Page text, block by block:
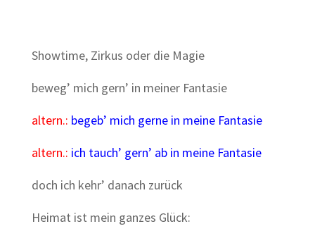
Showtime, Zirkus oder die Magie
beweg’ mich gern’ in meiner Fantasie
altern.: begeb’ mich gerne in meine Fantasie
altern.: ich tauch’ gern’ ab in meine Fantasie
doch ich kehr’ danach zurück
Heimat ist mein ganzes Glück: